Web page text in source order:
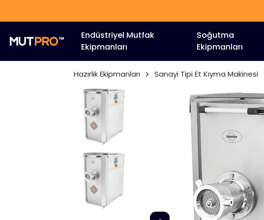
Endüstriyel Mutfak
Ekipmanları
Soğutma
Ekipmanları
Hazırlık Ekipmanları Sanayi Tipi Et Kıyma Makinesi